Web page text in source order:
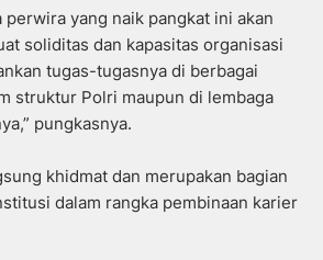
perwira yang naik pangkat ini akan
soliditas dan kapasitas organisasi
tugas-tugasnya di berbagai
struktur Polri maupun di lembaga
pungkasnya.
khidmat dan merupakan bagian
dalam rangka pembinaan karier